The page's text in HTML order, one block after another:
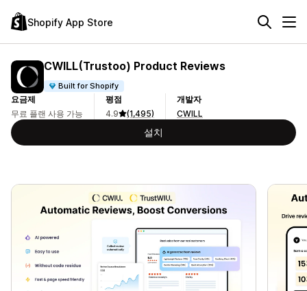
Shopify App Store
CWILL(Trustoo) Product Reviews
Built for Shopify
요금제
무료 플랜 사용 가능
평점
4.9
(1,495)
개발자
CWILL
설치